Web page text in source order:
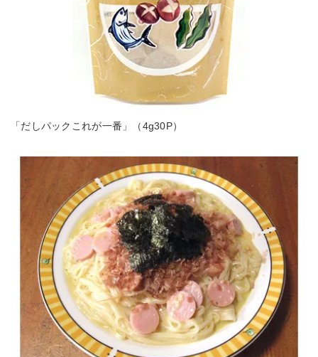
「だしパックこれが一番」（4g30P）